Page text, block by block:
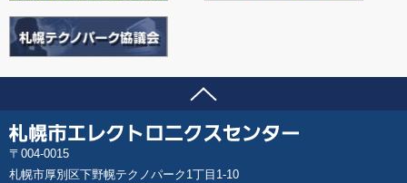
ページの先頭へ
問い合わせ先
郵
便
004-0015
札幌市厚別区下野幌テクノパーク1丁目1-10